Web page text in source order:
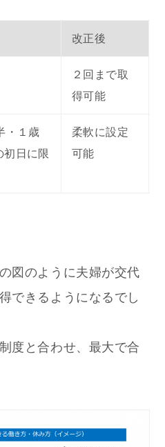
改正後
２回まで取
得可能
・１歳
初日に限
柔軟に設定
可能
図のように夫婦が交代
できるようになるでし
度と合わせ、最大で合